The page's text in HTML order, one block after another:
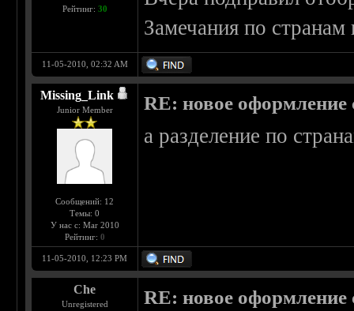
Рейтинг: 30
Замечания по странам
11-05-2010, 02:32 AM
Missing_Link
Junior Member
Сообщений: 12
Темы: 0
У нас с: Mar 2010
Рейтинг: 0
RE: новое оформление
а разделение по
11-05-2010, 12:23 PM
Che
Unregistered RE: новое оформление